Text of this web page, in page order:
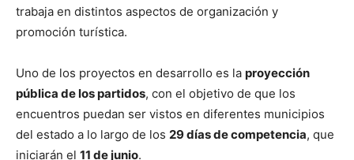
trabaja en distintos aspectos de organización y
promoción turística.
Uno de los proyectos en desarrollo es la proyección
pública de los partidos, con el objetivo de que los
encuentros puedan ser vistos en diferentes municipios
del estado a lo largo de los 29 días de competencia, que
iniciarán el 11 de junio.